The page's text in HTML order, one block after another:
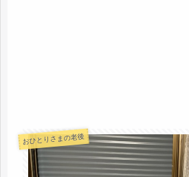
おひとりさまの老後